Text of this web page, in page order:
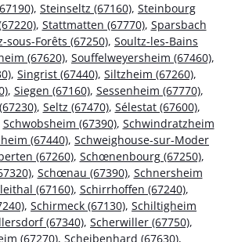
, Steinseltz (67160), Steinbourg
, Stattmatten (67770), Sparsbach
sous-Forêts (67250), Soultz-les-Bains
(67620), Souffelweyersheim (67460),
, Singrist (67440), Siltzheim (67260),
, Siegen (67160), Sessenheim (67770),
, Seltz (67470), Sélestat (67600),
Schwobsheim (67390), Schwindratzheim
(67440), Schweighouse-sur-Moder
(67260), Schœnenbourg (67250),
, Schœnau (67390), Schnersheim
(67160), Schirrhoffen (67240),
, Schirmeck (67130), Schiltigheim
(67340), Scherwiller (67750),
(67270), Scheibenhard (67630),